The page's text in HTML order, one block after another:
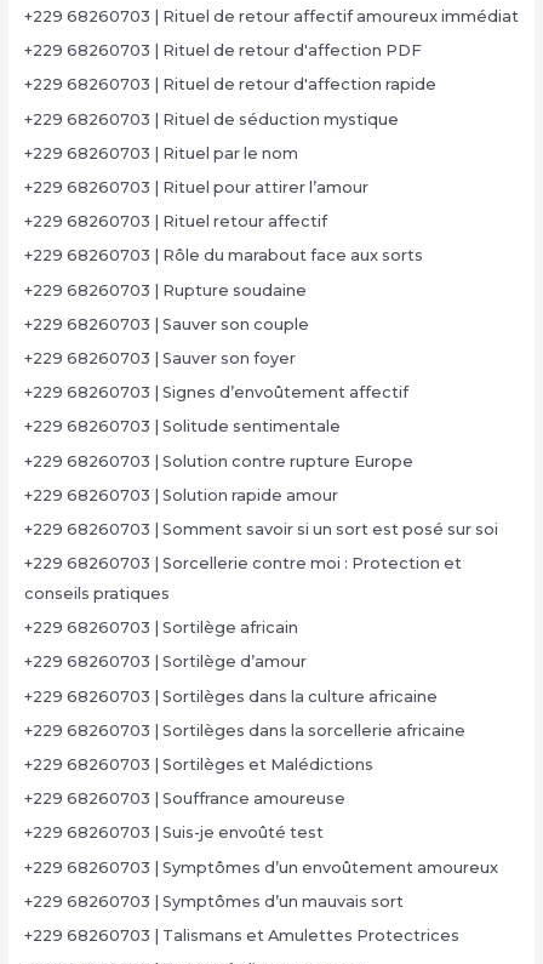
+229 68260703 | Rituel de retour affectif amoureux immédiat
+229 68260703 | Rituel de retour d'affection PDF
+229 68260703 | Rituel de retour d'affection rapide
+229 68260703 | Rituel de séduction mystique
+229 68260703 | Rituel par le nom
+229 68260703 | Rituel pour attirer l’amour
+229 68260703 | Rituel retour affectif
+229 68260703 | Rôle du marabout face aux sorts
+229 68260703 | Rupture soudaine
+229 68260703 | Sauver son couple
+229 68260703 | Sauver son foyer
+229 68260703 | Signes d’envoûtement affectif
+229 68260703 | Solitude sentimentale
+229 68260703 | Solution contre rupture Europe
+229 68260703 | Solution rapide amour
+229 68260703 | Somment savoir si un sort est posé sur soi
+229 68260703 | Sorcellerie contre moi : Protection et
conseils pratiques
+229 68260703 | Sortilège africain
+229 68260703 | Sortilège d’amour
+229 68260703 | Sortilèges dans la culture africaine
+229 68260703 | Sortilèges dans la sorcellerie africaine
+229 68260703 | Sortilèges et Malédictions
+229 68260703 | Souffrance amoureuse
+229 68260703 | Suis-je envoûté test
+229 68260703 | Symptômes d’un envoûtement amoureux
+229 68260703 | Symptômes d’un mauvais sort
+229 68260703 | Talismans et Amulettes Protectrices